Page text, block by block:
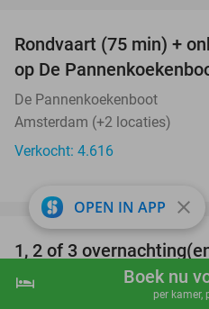
shopping_cart
hotel Boek nu
per kamer,
Rondvaart (75 min) +
op De
De Pannenkoekenboot
Amsterdam (+2 locaties)
Verkocht: 4.616
NEW
1, 2 of 3
wellness + meer bij
OPEN IN APP close